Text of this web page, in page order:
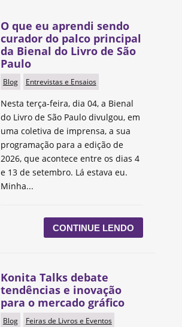
O que eu aprendi sendo
curador do palco principal
da Bienal do Livro de São
Paulo
Blog Entrevistas e Ensaios
Nesta terça-feira, dia 04, a Bienal
do Livro de São Paulo divulgou, em
uma coletiva de imprensa, a sua
programação para a edição de
2026, que acontece entre os dias 4
e 13 de setembro. Lá estava eu.
Minha...
CONTINUE LENDO
Konita Talks debate
tendências e inovação
para o mercado gráfico
Blog Feiras de Livros e Eventos